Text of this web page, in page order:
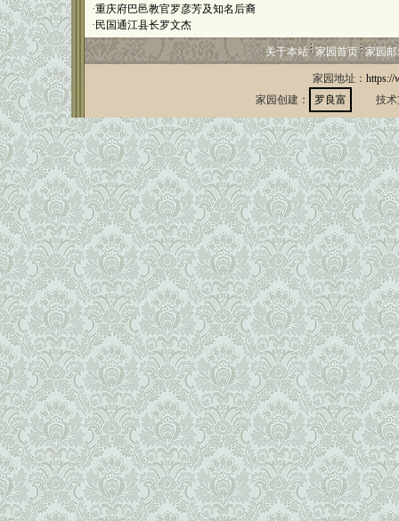
·重庆府巴邑教官罗彦芳及知名后裔
· 民国通江县长罗文杰
关于本站 家园首页 家园
家园地址： https://
家园创建：
罗良富 技术